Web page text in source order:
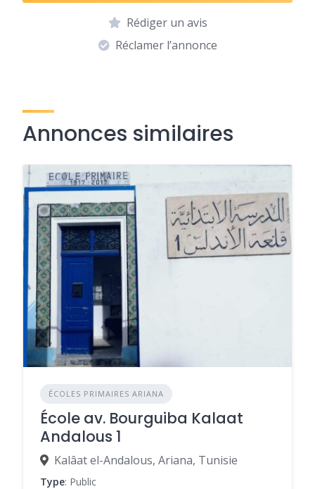
Rédiger un avis
Réclamer l’annonce
Annonces similaires
ÉCOLES PRIMAIRES ARIANA
École av. Bourguiba Kalaat
Andalous 1
Kalâat el-Andalous, Ariana, Tunisie
Type: Public